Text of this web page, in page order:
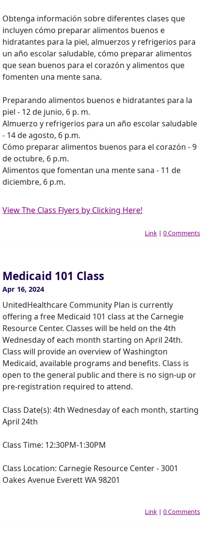
Obtenga información sobre diferentes clases que
incluyen cómo preparar alimentos buenos e
hidratantes para la piel, almuerzos y refrigerios para
un año escolar saludable, cómo preparar alimentos
que sean buenos para el corazón y alimentos que
fomenten una mente sana.
Preparando alimentos buenos e hidratantes para la
piel - 12 de junio, 6 p. m.
Almuerzo y refrigerios para un año escolar saludable
- 14 de agosto, 6 p.m.
Cómo preparar alimentos buenos para el corazón - 9
de octubre, 6 p.m.
Alimentos que fomentan una mente sana - 11 de
diciembre, 6 p.m.
View The Class Flyers by Clicking Here!
Link | 0 Comments
Medicaid 101 Class
Apr 16, 2024
UnitedHealthcare Community Plan is currently
offering a free Medicaid 101 class at the Carnegie
Resource Center. Classes will be held on the 4th
Wednesday of each month starting on April 24th.
Class will provide an overview of Washington
Medicaid, available programs and benefits. Class is
open to the general public and there is no sign-up or
pre-registration required to attend.
Class Date(s): 4th Wednesday of each month, starting
April 24th
Class Time: 12:30PM-1:30PM
Class Location: Carnegie Resource Center - 3001
Oakes Avenue Everett WA 98201
Link | 0 Comments